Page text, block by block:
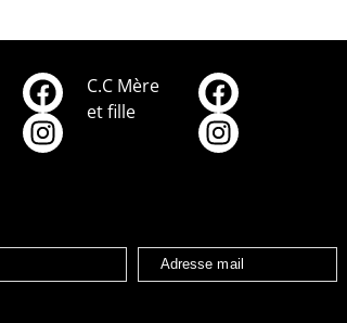
C.C Mère
et fille
Adresse mail